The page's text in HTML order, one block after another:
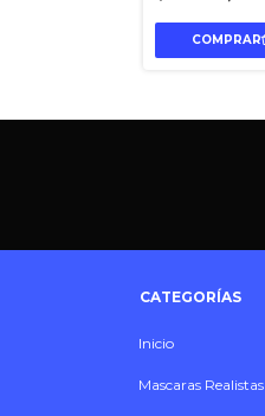
CATEGORÍAS
Inicio
Mascaras Realistas